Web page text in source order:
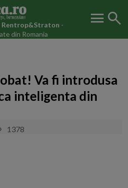
Rentrop&Straton -
din Romania
menu search
Va fi introdusa
inteligenta din
1378